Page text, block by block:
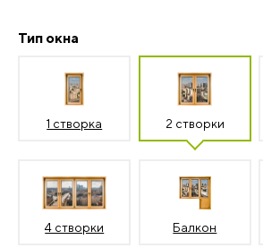
Тип окна
1 створка 2 створки
4 створки Балкон